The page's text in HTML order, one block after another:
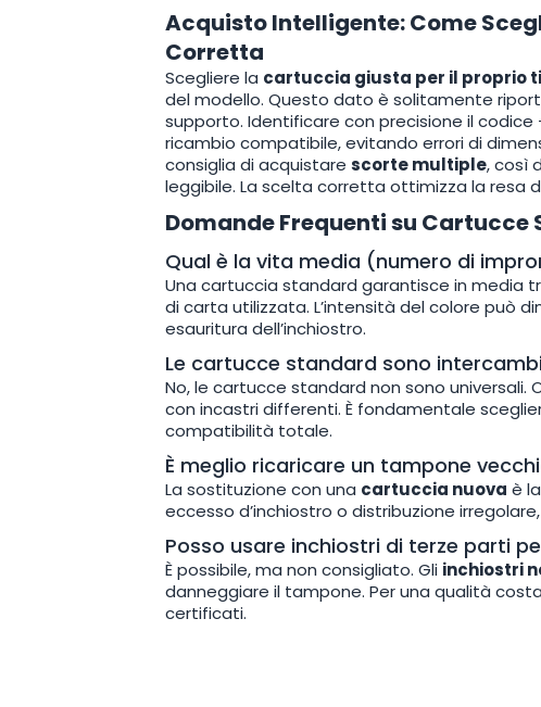
Acquisto Intelligente: Come
Corretta
Scegliere la cartuccia giusta per il proprio
del modello. Questo dato è solitamente
supporto. Identificare con precisione il
ricambio compatibile, evitando errori di
consiglia di acquistare scorte multiple, così
leggibile. La scelta corretta ottimizza la resa
Domande Frequenti su
Qual è la vita media (numero di
Una cartuccia standard garantisce in media
di carta utilizzata. L’intensità del colore può
esauritura dell’inchiostro.
Le cartucce standard sono
No, le cartucce standard non sono universali.
con incastri differenti. È fondamentale
compatibilità totale.
È meglio ricaricare un tampone
La sostituzione con una cartuccia nuova è
eccesso d’inchiostro o distribuzione
Posso usare inchiostri di terze parti
È possibile, ma non consigliato. Gli inchiostri
danneggiare il tampone. Per una qualità
certificati.